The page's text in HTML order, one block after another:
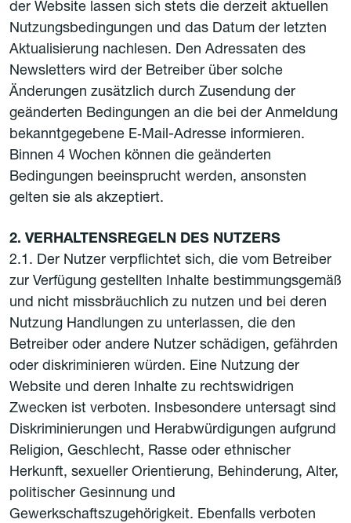
der Website lassen sich stets die derzeit aktuellen
Nutzungsbedingungen und das Datum der letzten
Aktualisierung nachlesen. Den Adressaten des
Newsletters wird der Betreiber über solche
Änderungen zusätzlich durch Zusendung der
geänderten Bedingungen an die bei der Anmeldung
bekanntgegebene E‑Mail-Adresse informieren.
Binnen 4 Wochen können die geänderten
Bedingungen beeinsprucht werden, ansonsten
gelten sie als akzeptiert.
2. VERHALTENSREGELN DES NUTZERS
2.1. Der Nutzer verpflichtet sich, die vom Betreiber
zur Verfügung gestellten Inhalte bestimmungsgemäß
und nicht missbräuchlich zu nutzen und bei deren
Nutzung Handlungen zu unterlassen, die den
Betreiber oder andere Nutzer schädigen, gefährden
oder diskriminieren würden. Eine Nutzung der
Website und deren Inhalte zu rechtswidrigen
Zwecken ist verboten. Insbesondere untersagt sind
Diskriminierungen und Herabwürdigungen aufgrund
Religion, Geschlecht, Rasse oder ethnischer
Herkunft, sexueller Orientierung, Behinderung, Alter,
politischer Gesinnung und
Gewerkschaftszugehörigkeit. Ebenfalls verboten